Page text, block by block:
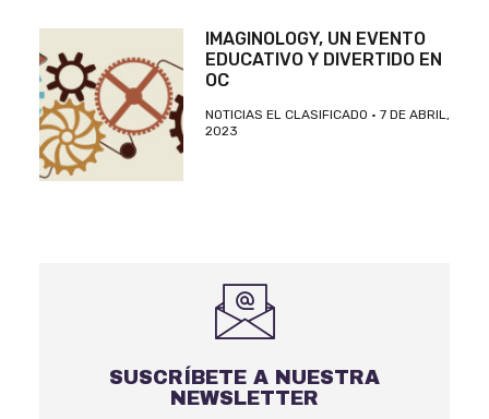
IMAGINOLOGY, UN EVENTO
EDUCATIVO Y DIVERTIDO EN
OC
NOTICIAS EL CLASIFICADO
7 DE ABRIL,
2023
SUSCRÍBETE A NUESTRA
NEWSLETTER